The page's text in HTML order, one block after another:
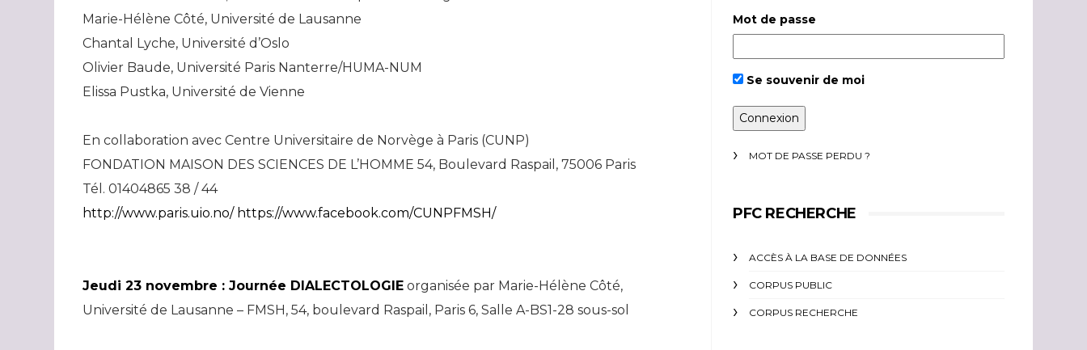
Marie-Hélène Côté, Université de Lausanne
Chantal Lyche, Université d’Oslo
Olivier Baude, Université Paris Nanterre/HUMA-NUM
Elissa Pustka, Université de Vienne
En collaboration avec Centre Universitaire de Norvège à Paris (CUNP)
FONDATION MAISON DES SCIENCES DE L’HOMME 54, Boulevard Raspail, 75006 Paris
Tél. 01404865 38 / 44
http://www.paris.uio.no/ https://www.facebook.com/CUNPFMSH/
Jeudi 23 novembre : Journée DIALECTOLOGIE organisée par Marie-Hélène Côté,
Université de Lausanne – FMSH, 54, boulevard Raspail, Paris 6, Salle A-BS1-28 sous-sol
Mot de passe
Se souvenir de moi
MOT DE PASSE PERDU ?
PFC RECHERCHE
ACCÈS À LA BASE DE DONNÉES
CORPUS PUBLIC
CORPUS RECHERCHE